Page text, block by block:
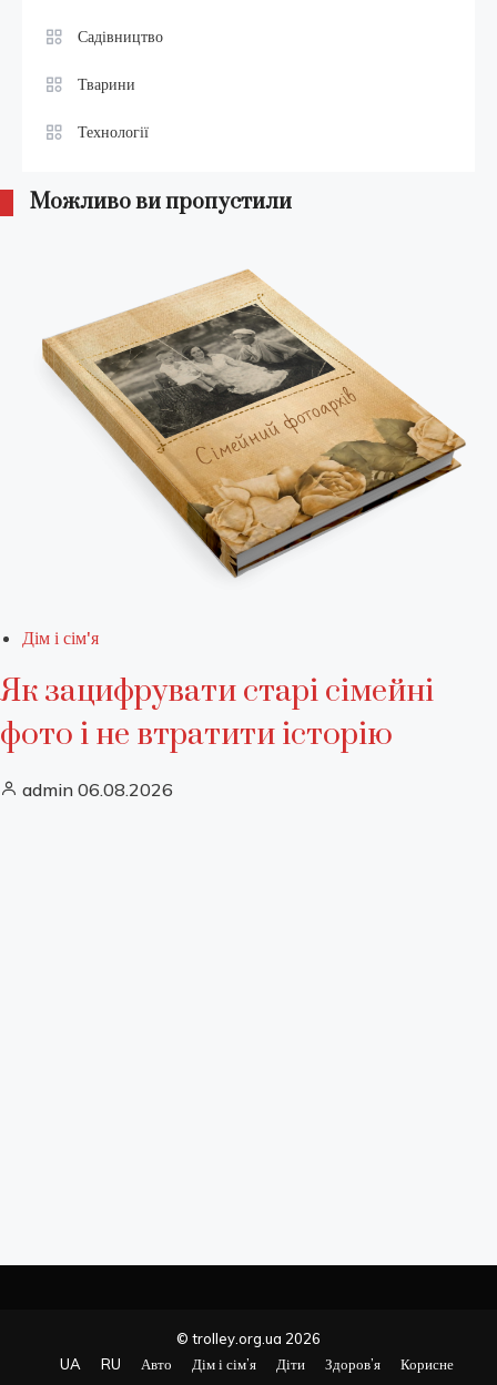
Садівництво
Тварини
Технології
Можливо ви пропустили
Дім і сім'я
Як зацифрувати старі сімейні
фото і не втратити історію
admin 06.08.2026
© trolley.org.ua 2026
UA
RU Авто Дім і сім’я Діти Здоров’я
Корисне